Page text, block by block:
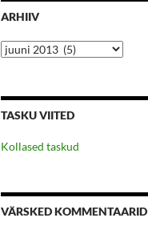
ARHIIV
Arhiiv
TASKU VIITED
Kollased taskud
VÄRSKED KOMMENTAARID